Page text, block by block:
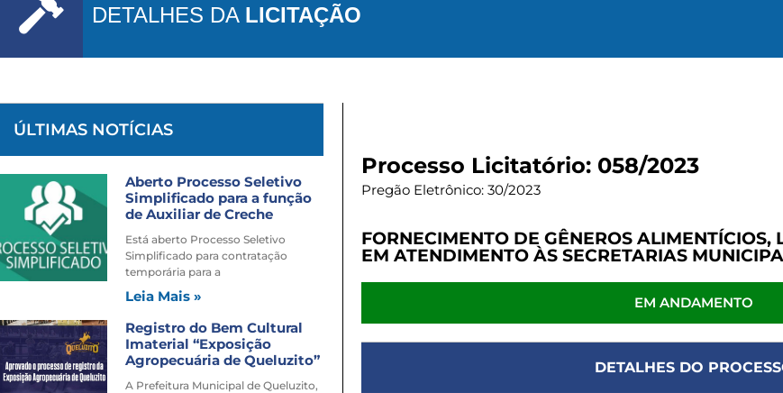
DETALHES DA LICITAÇÃO
ÚLTIMAS NOTÍCIAS
Aberto Processo Seletivo
Simplificado para a função
de Auxiliar de Creche
Está aberto Processo Seletivo
Simplificado para contratação
temporária para a
Leia Mais »
Registro do Bem Cultural
Imaterial “Exposição
Agropecuária de Queluzito”
A Prefeitura Municipal de Queluzito,
Processo Licitatório: 058/2023
Pregão Eletrônico: 30/2023
FORNECIMENTO DE GÊNEROS ALIMENTÍCIOS,
EM ATENDIMENTO ÀS SECRETARIAS
EM ANDAMENTO
DETALHES DO